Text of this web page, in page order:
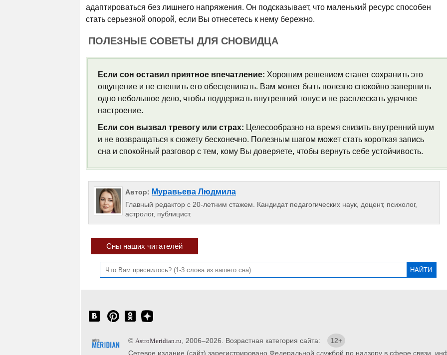
адаптироваться без лишнего напряжения. Он подсказывает, что маленький ресурс способен
стать серьезной опорой, если Вы отнесетесь к нему бережно.
ПОЛЕЗНЫЕ СОВЕТЫ ДЛЯ СНОВИДЦА
Если сон оставил приятное впечатление: Хорошим решением станет сохранить это
ощущение и не спешить его обесценивать. Вам может быть полезно спокойно завершить
одно небольшое дело, чтобы поддержать внутренний тонус и не расплескать удачное
настроение.
Если сон вызвал тревогу или страх: Целесообразно на время снизить внутренний шум
и не возвращаться к сюжету бесконечно. Полезным шагом может стать короткая запись
сна и спокойный разговор с тем, кому Вы доверяете, чтобы вернуть себе устойчивость.
Автор: Муравьева Людмила
Главный редактор с 20-летним стажем. Кандидат педагогических наук, доцент, психолог,
астролог, публицист.
Сны наших читателей
© AstroMeridian.ru , 2006–2026. Возрастная категория сайта:
12+
Сетевое издание (сайт) зарегистрировано Федеральной службой по надзору в сфере связи,